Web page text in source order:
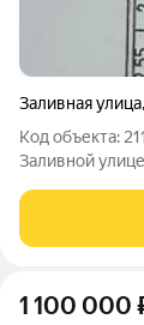
Заливная улица,
Код объекта:
Заливной
Общая
из которых 13,6
1 100 000